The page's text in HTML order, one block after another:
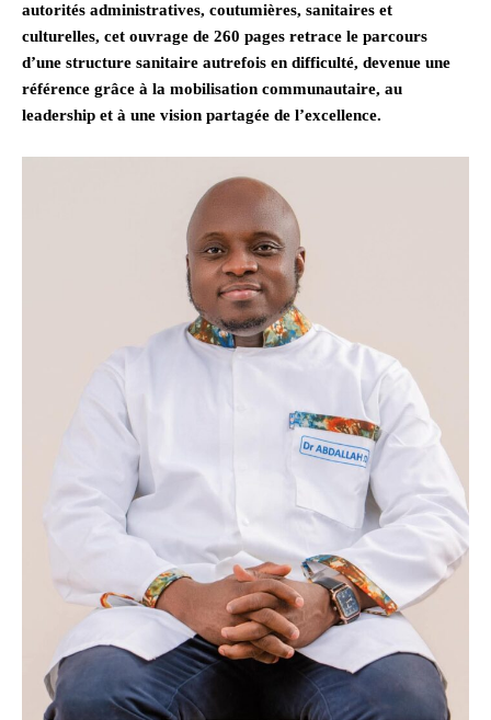
autorités administratives, coutumières, sanitaires et
culturelles, cet ouvrage de 260 pages retrace le parcours
d’une structure sanitaire autrefois en difficulté, devenue une
référence grâce à la mobilisation communautaire, au
leadership et à une vision partagée de l’excellence.